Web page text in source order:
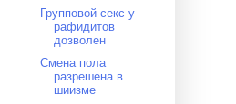
Групповой секс у
рафидитов
дозволен
Смена пола
разрешена в
шиизме